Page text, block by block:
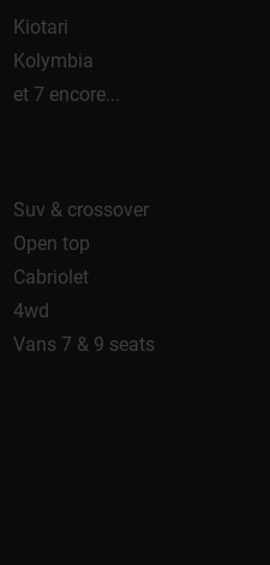
Kiotari
Kolymbia
et 7 encore...
Suv & crossover
Open top
Cabriolet
4wd
Vans 7 & 9 seats